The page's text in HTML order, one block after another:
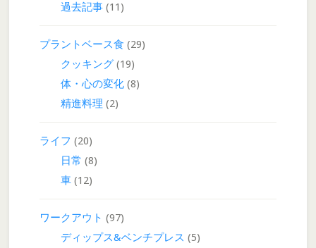
過去記事(11)
プラントベース食 (29)
クッキング(19)
体・心の変化(8)
精進料理 (2)
ライフ (20)
日常 (8)
車(12)
ワークアウト (97)
ディップス&ベンチプレス (5)